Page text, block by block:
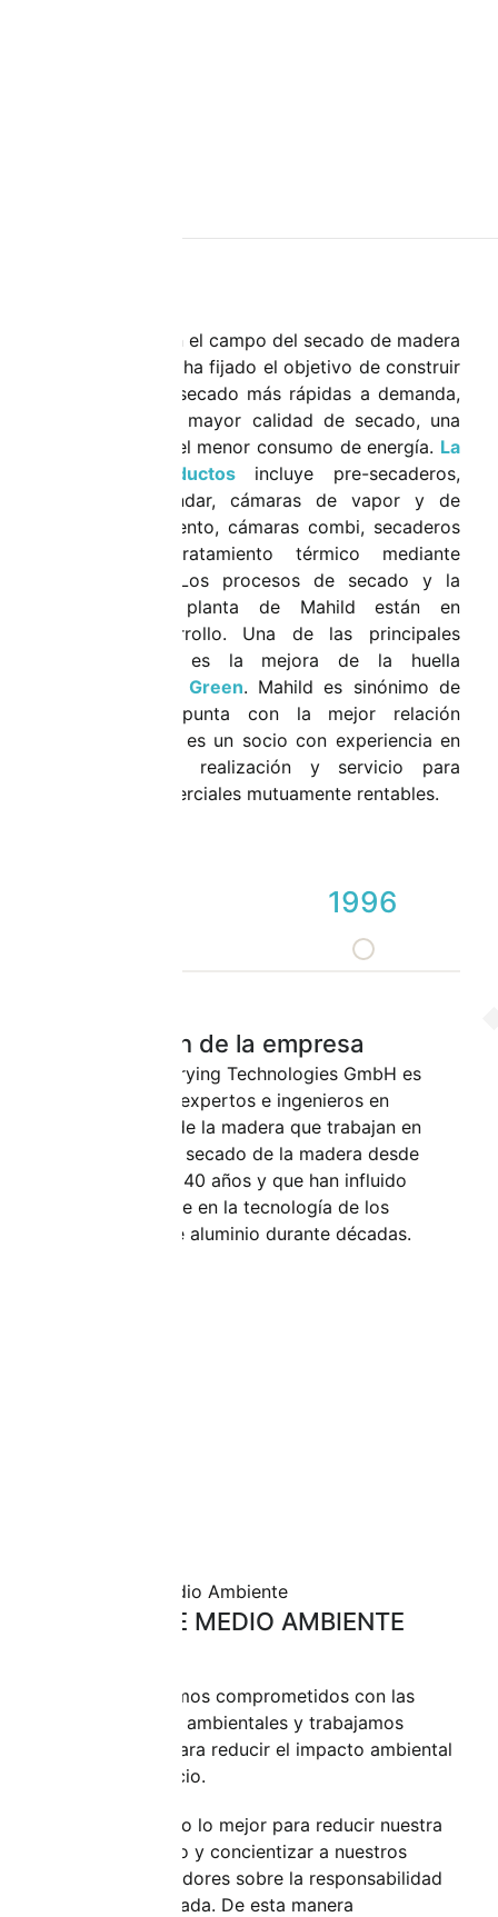
Mahild trabaja en el campo del secado de madera
desde 1996 y se ha fijado el objetivo de construir
las cámaras de secado más rápidas a demanda,
que ofrezcan la mayor calidad de secado, una
larga vida útil y el menor consumo de energía. La
gama de productosincluye pre-secaderos,
secaderos estándar, cámaras de vapor y de
reacondicionamiento, cámaras combi, secaderos
continuos y tratamiento térmico mediante
sistemas TMT. Los procesos de secado y la
tecnología de planta de Mahild están en
constante desarrollo. Una de las principales
preocupaciones es la mejora de la huella
Dry Green. Mahild es sinónimo de
tecnología de punta con la mejor relación
calidad-precio y es un socio con experiencia en
la planificación, realización y servicio para
actividades comerciales mutuamente rentables.
1996
Fundación de la empresa
Die Mahild Drying Technologies GmbH es
fundada por expertos e ingenieros en
tecnologías de la madera que trabajan en
el campo del secado de la madera desde
hace más de 40 años y que han influido
decisivamente en la tecnología de los
secaderos de aluminio durante décadas.
POLÍTICA DE MEDIO AMBIENTE
En MAHILD estamos comprometidos con las
buenas prácticas ambientales y trabajamos
contínuamente para reducir el impacto ambiental
de nuestro negocio.
Estamos haciendo lo mejor para reducir nuestra
huella de carbono y concientizar a nuestros
clientes y proveedores sobre la responsabilidad
ambiental apropiada. De esta manera